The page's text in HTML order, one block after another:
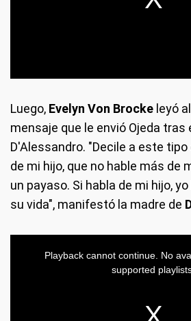
Luego, Evelyn Von Brocke leyó
mensaje que le envió Ojeda tras
D'Alessandro. "Decile a este
de mi hijo, que no hable más de
un payaso. Si habla de mi hijo,
su vida", manifestó la madre de